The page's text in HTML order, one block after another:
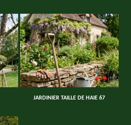
JARDINIER TAILLE DE HAIE 67